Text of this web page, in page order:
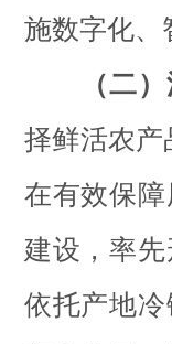
施数字化、
（二
择鲜活农产
在有效保
建设，率
依托产地